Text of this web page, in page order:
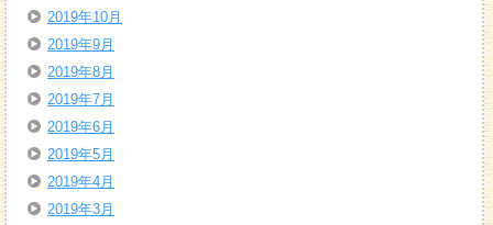
2019年10月
2019年9月
2019年8月
2019年7月
2019年6月
2019年5月
2019年4月
2019年3月